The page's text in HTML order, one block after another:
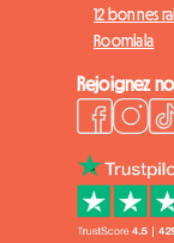
12 bonnes
Roomlala
Rejoignez